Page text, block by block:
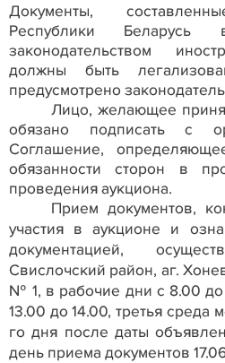
Документы,
Республики Беларусь
законодательством
должны быть
предусмотрено
Лицо, желающее
обязано подписать с
Соглашение,
обязанности сторон в
проведения аукциона.
Прием документов,
участия в аукционе и
документацией,
Свислочский район, аг.
№ 1, в рабочие дни с 8.00
13.00 до 14.00, третья среда
го дня после даты
день приема документов